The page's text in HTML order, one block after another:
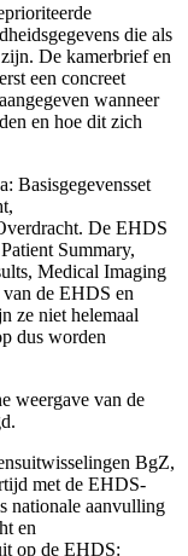
die als
De kamerbrief en
een concreet
wanneer
en hoe dit zich
Basisgegevensset
De EHDS
Summary,
Medical Imaging
de EHDS en
ze niet helemaal
dus worden
weergave van de
BgZ,
met de EHDS-
nationale aanvulling
en
op de EHDS: